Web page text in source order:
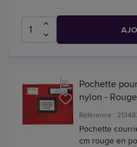
Pochette
nylon -
Référence :
Pochette
cm rouge en